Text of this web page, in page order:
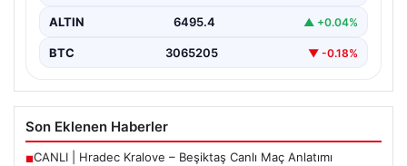
ALTIN 6495.4 ▲ +0.04%
BTC 3065205 ▼ -0.18%
Son Eklenen Haberler
■CANLI | Hradec Kralove – Beşiktaş Canlı Maç Anlatımı